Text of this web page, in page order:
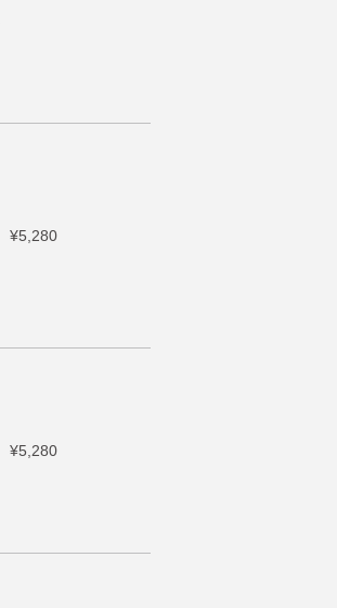
¥5,280
¥5,280